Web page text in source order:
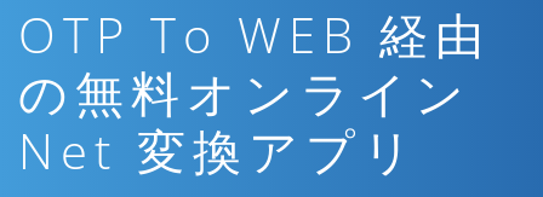
OTP To WEB 経由
の無料オンライン
Net 変換アプリ